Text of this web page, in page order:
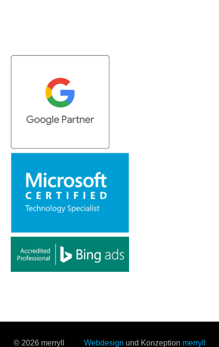
© 2026 merryll Webdesign und Konzeption merryll